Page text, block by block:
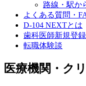
路線・駅か
よくある質問・
D-104 NEXTとは
歯科医師新規登録
転職体験談
医療機関・ク